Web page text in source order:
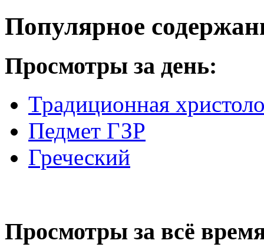
Популярное
Просмотры за день:
Традиционная
Педмет ГЗР
Греческий
Просмотры за всё